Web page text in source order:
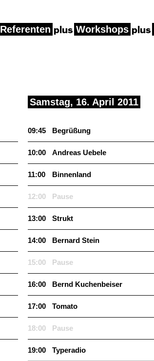
Referenten Workshops
Sam­stag, 16. April 2011
09:45 Begrüßung
10:00 Andreas Uebele
11:00 Bin­nen­land
12:00 Pause
13:00 Strukt
14:00 Bernard Stein
15:00 Pause
16:00 Bernd Kuchen­beiser
17:00 Tomato
18:00 Pause
19:00 Type­r­a­dio